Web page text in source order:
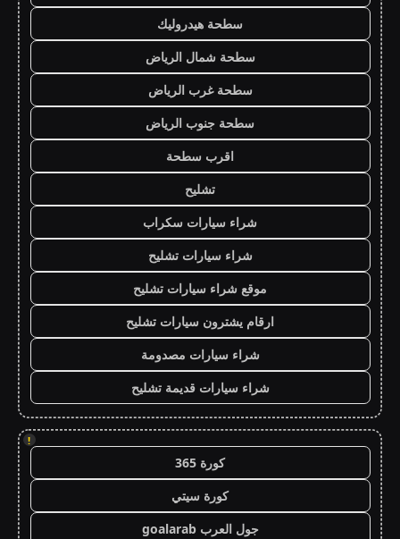
سطحة هيدروليك
سطحة شمال الرياض
سطحة غرب الرياض
سطحة جنوب الرياض
اقرب سطحة
تشليح
شراء سيارات سكراب
شراء سيارات تشليح
موقع شراء سيارات تشليح
ارقام يشترون سيارات تشليح
شراء سيارات مصدومة
شراء سيارات قديمة تشليح
!
كورة 365
كورة سيتي
جول العرب goalarab